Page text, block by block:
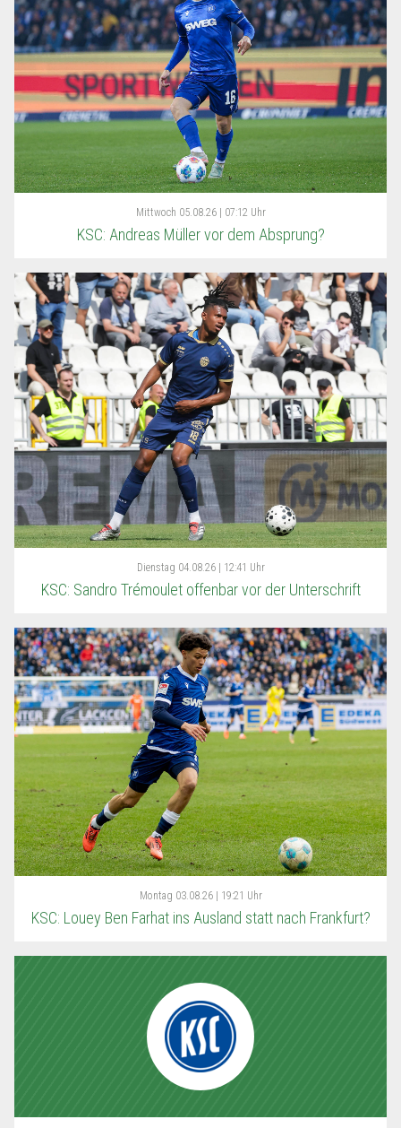
Mittwoch 05.08.26 | 07:12 Uhr
KSC: Andreas Müller vor dem Absprung?
Dienstag 04.08.26 | 12:41 Uhr
KSC: Sandro Trémoulet offenbar vor der Unterschrift
Montag 03.08.26 | 19:21 Uhr
KSC: Louey Ben Farhat ins Ausland statt nach Frankfurt?